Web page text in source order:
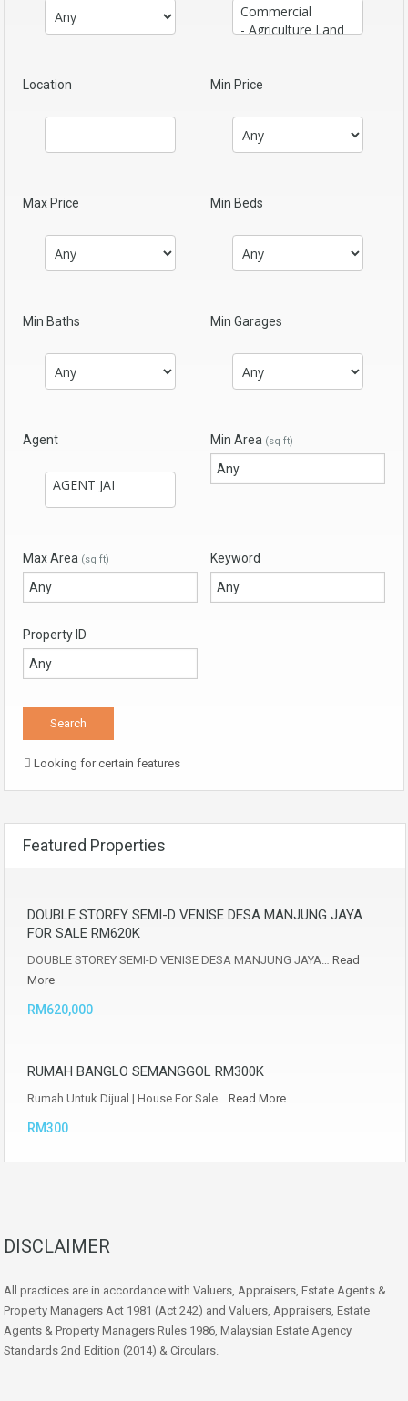
Location Min Price
Max Price Min Beds
Min Baths Min Garages
Agent Min Area (sq ft)
Max Area (sq ft) Keyword
Property ID
Looking for certain features
Featured Properties
DOUBLE STOREY SEMI-D VENISE DESA MANJUNG JAYA
FOR SALE RM620K
DOUBLE STOREY SEMI-D VENISE DESA MANJUNG JAYA… Read
More
RM620,000
RUMAH BANGLO SEMANGGOL RM300K
Rumah Untuk Dijual | House For Sale… Read More
RM300
DISCLAIMER
All practices are in accordance with Valuers, Appraisers, Estate Agents &
Property Managers Act 1981 (Act 242) and Valuers, Appraisers, Estate
Agents & Property Managers Rules 1986, Malaysian Estate Agency
Standards 2nd Edition (2014) & Circulars.